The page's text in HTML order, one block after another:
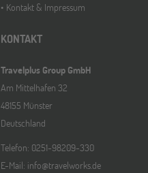
Kontakt & Impressum
KONTAKT
Travelplus Group GmbH
Am Mittelhafen 32
48155 Münster
Deutschland
Telefon: 0251-98209-330
E-Mail: info@travelworks.de